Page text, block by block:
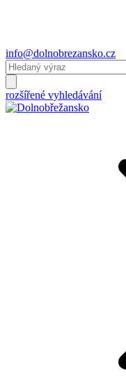
info@dolnobrezansko.cz
rozšířené vyhledávání